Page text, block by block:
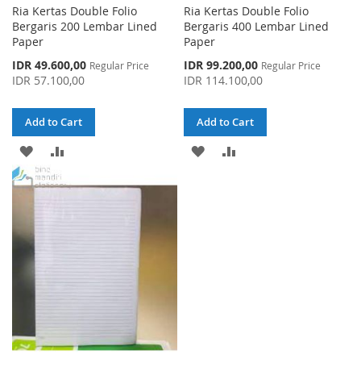
Ria Kertas Double Folio
Bergaris 200 Lembar Lined
Paper
Special
Price
IDR 49.600,00 Regular Price
IDR 57.100,00
Add to Cart
ADD
TO
LIST
Ria Kertas Double Folio
Bergaris 400 Lembar Lined
Paper
Special
Price
IDR 99.200,00 Regular Price
IDR 114.100,00
Add to Cart
ADD